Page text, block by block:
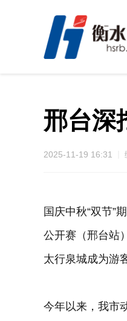
邢台深
2025-11-19 16:31
国庆中秋“双节”
公开赛（邢台站
太行泉城成为
今年以来，我市